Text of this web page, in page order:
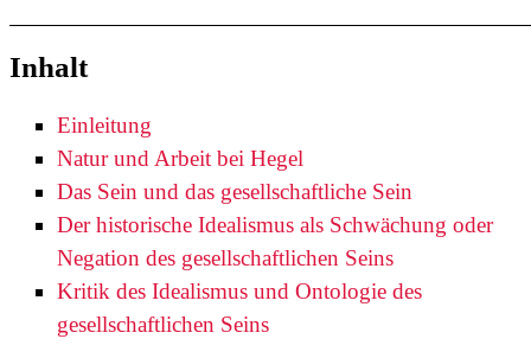
Inhalt
Einleitung
Natur und Arbeit bei Hegel
Das Sein und das gesellschaftliche Sein
Der historische Idealismus als Schwächung oder
Negation des gesellschaftlichen Seins
Kritik des Idealismus und Ontologie des
gesellschaftlichen Seins